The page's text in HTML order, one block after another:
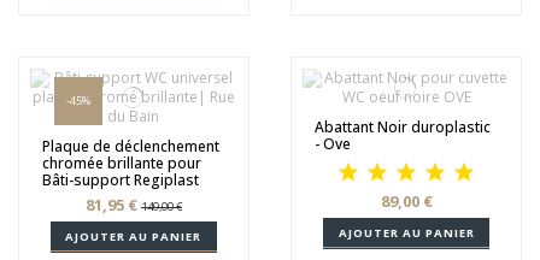
-45%
Plaque de déclenchement
chromée brillante pour
Bâti-support Regiplast
81,95 € 149,00 €
AJOUTER AU PANIER
Abattant Noir duroplastic
- Ove
89,00 €
AJOUTER AU PANIER